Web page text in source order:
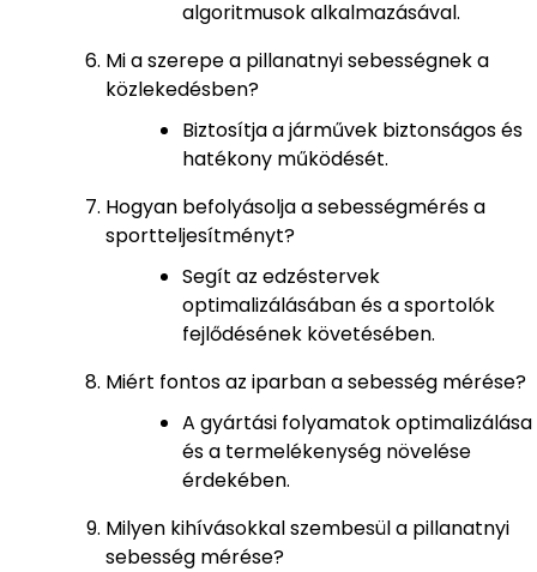
algoritmusok alkalmazásával.
Mi a szerepe a pillanatnyi sebességnek a
közlekedésben?
Biztosítja a járművek biztonságos és
hatékony működését.
Hogyan befolyásolja a sebességmérés a
sportteljesítményt?
Segít az edzéstervek
optimalizálásában és a sportolók
fejlődésének követésében.
Miért fontos az iparban a sebesség mérése?
A gyártási folyamatok optimalizálása
és a termelékenység növelése
érdekében.
Milyen kihívásokkal szembesül a pillanatnyi
sebesség mérése?